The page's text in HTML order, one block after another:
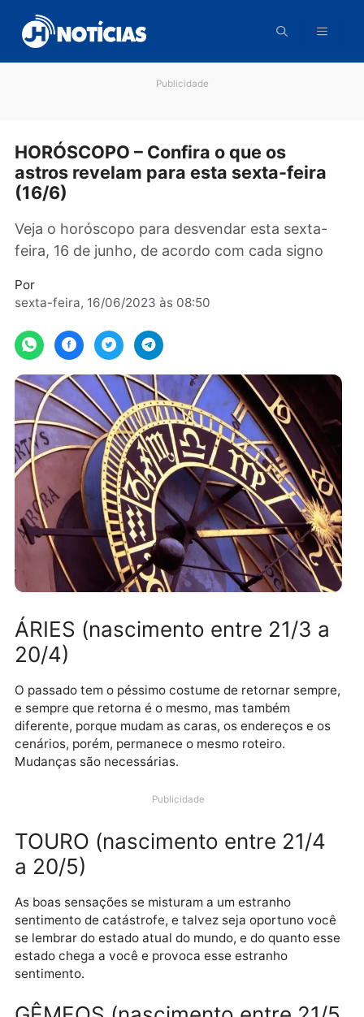
para
conteúdo
HORÓSCOPO – Confira o que os
astros revelam para esta sexta-feira
Veja o horóscopo para desvendar esta sexta-
feira, 16 de junho, de acordo com cada signo
sexta-feira, 16/06/2023 às 08:50
ÁRIES (nascimento entre 21/3
20/4)
O passado tem o péssimo costume de retornar
diferente, porque mudam as caras, os endereços e
Mudanças são necessárias.
TOURO (nascimento entre 21/4
a 20/5)
As boas sensações se misturam a um estranho